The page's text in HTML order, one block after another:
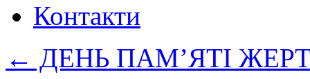
Контакти
← ДЕНЬ ПАМ’ЯТІ